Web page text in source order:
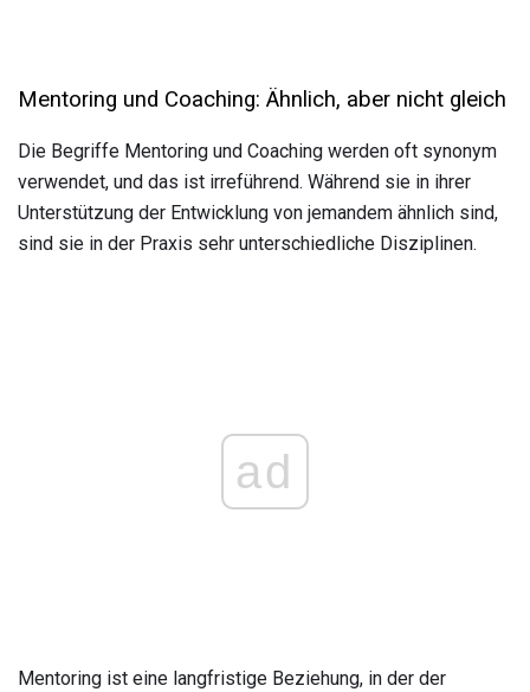
Mentoring und Coaching: Ähnlich, aber nicht gleich
Die Begriffe Mentoring und Coaching werden oft synonym
verwendet, und das ist irreführend. Während sie in ihrer
Unterstützung der Entwicklung von jemandem ähnlich sind,
sind sie in der Praxis sehr unterschiedliche Disziplinen.
ad
Mentoring ist eine langfristige Beziehung, in der der